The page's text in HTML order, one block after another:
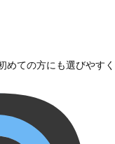
めての方にも選びやす